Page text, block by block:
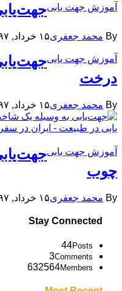
آموزش جهت یابی
By محمد جعفری۱۵ خرداد, ۱۳۹۷
آموزش جهت یابی
درخت
By محمد جعفری۱۵ خرداد, ۱۳۹۷
آموزش جهت یابی
چوب
By محمد جعفری۱۵ خرداد, ۱۳۹۷
Stay Connected
44Posts
3Comments
632564Members